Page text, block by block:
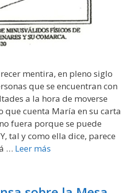
mentira, en pleno siglo
que se encuentran con
a la hora de moverse
que cuenta María en su carta
fuera porque se puede
tal y como ella dice, parece
… Leer más